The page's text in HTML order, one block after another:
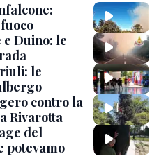
Duino: le
le
contro la
Rivarotta
del
potevamo